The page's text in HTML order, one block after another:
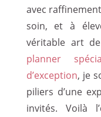
avec
soin, et à
véritable art
planner
d’exception, je
piliers d’une
invités. Voilà